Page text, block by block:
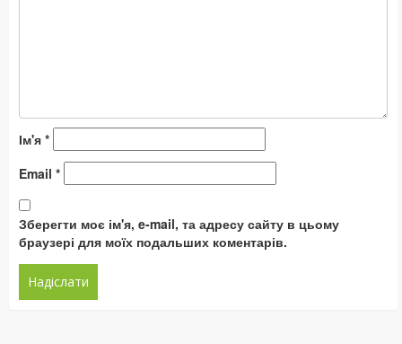
Ім'я *
Email *
Зберегти моє ім'я, e-mail, та адресу сайту в цьому
браузері для моїх подальших коментарів.